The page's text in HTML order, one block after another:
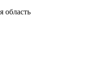
область